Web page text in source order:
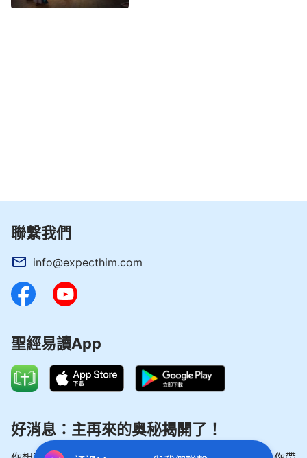
聯繫我們
info@expecthim.com
聖經易讀App
好消息：主再來的奥秘揭開了！